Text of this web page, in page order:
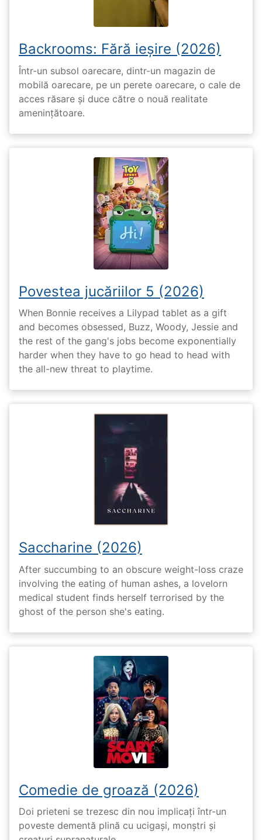
Backrooms: Fără ieșire (2026)
Într-un subsol oarecare, dintr-un magazin de
mobilă oarecare, pe un perete oarecare, o cale de
acces răsare și duce către o nouă realitate
amenințătoare.
Povestea jucăriilor 5 (2026)
When Bonnie receives a Lilypad tablet as a gift
and becomes obsessed, Buzz, Woody, Jessie and
the rest of the gang's jobs become exponentially
harder when they have to go head to head with
the all-new threat to playtime.
Saccharine (2026)
After succumbing to an obscure weight-loss craze
involving the eating of human ashes, a lovelorn
medical student finds herself terrorised by the
ghost of the person she's eating.
Comedie de groază (2026)
Doi prieteni se trezesc din nou implicați într-un
poveste dementă plină cu ucigași, monștri și